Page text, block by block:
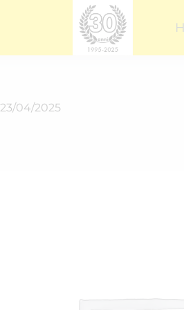
23/04/2025